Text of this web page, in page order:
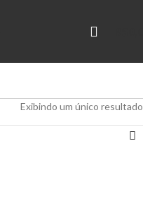
Exibindo um único resultado